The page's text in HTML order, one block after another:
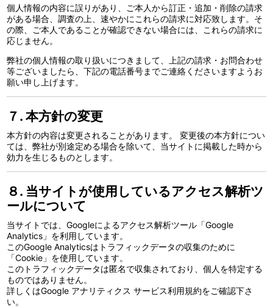
個人情報の内容に誤りがあり、ご本人から訂正・追加・削除の請求
がある場合、調査の上、速やかにこれらの請求に対応致します。そ
の際、ご本人であることが確認できない場合には、これらの請求に
応じません。
弊社の個人情報の取り扱いにつきまして、上記の請求・お問合わせ
等ございましたら、下記の電話番号までご連絡くださいますようお
願い申し上げます。
７. 本方針の変更
本方針の内容は変更されることがあります。 変更後の本方針につい
ては、弊社が別途定める場合を除いて、当サイトに掲載した時から
効力を生じるものとします。
８. 当サイトが使用しているアクセス解析ツ
ールについて
当サイトでは、Googleによるアクセス解析ツール「Google
Analytics」を利用しています。
このGoogle Analyticsはトラフィックデータの収集のために
「Cookie」を使用しています。
このトラフィックデータは匿名で収集されており、個人を特定する
ものではありません。
詳しくはGoogle アナリティクス サービス利用規約をご確認下さ
い。